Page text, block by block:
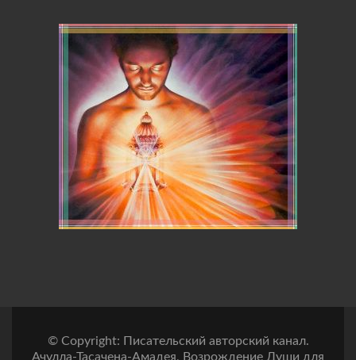
© Copyright: Писательский авторский канал.
Ачулла-Тасачена-Амадея, Возрождение Души для